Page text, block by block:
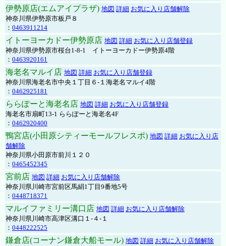
伊勢原店(エムアイプラザ) 地図 詳細 お気に入り店舗解除
神奈川県伊勢原市板戸８
： 0463911214
イトーヨーカドー伊勢原店 地図 詳細 お気に入り店舗登録
神奈川県伊勢原市桜台1-8-1 イトーヨーカドー伊勢原4階
： 0463920161
海老名マルイ店 地図 詳細 お気に入り店舗登録
神奈川県海老名市中央１丁目６-１海老名マルイ4階
： 0462925181
ららぽーと海老名店 地図 詳細 お気に入り店舗登録
海老名市扇町13-1 ららぽーと海老名4F
： 0462920400
鴨宮店(小田原シティーモールフレスポ) 地図 詳細 お気に入り店
舗解除
神奈川県小田原市前川１２０
： 0465452345
宮前店 地図 詳細 お気に入り店舗解除
神奈川県川崎市宮前区馬絹1丁目9番地5号
： 0448718371
マルイファミリー溝口店 地図 詳細 お気に入り店舗解除
神奈川県川崎市高津区溝口１-４-１
： 0448222525
鎌倉店(コーナン鎌倉大船モール) 地図 詳細 お気に入り店舗解除